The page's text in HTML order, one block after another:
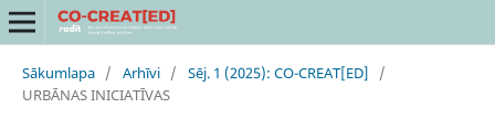
Sākumlapa / Arhīvi / Sēj. 1 (2025): CO-CREAT[ED]
/
URBĀNAS INICIATĪVAS